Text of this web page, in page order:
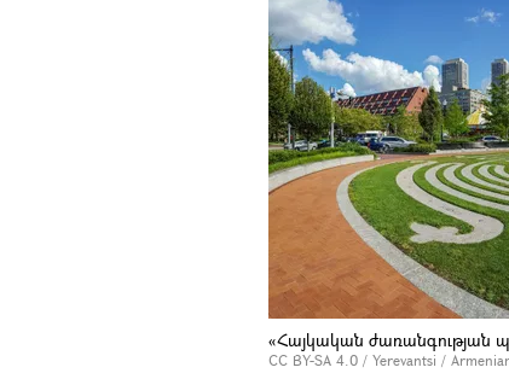
«Հայկական ժառանգության
CC BY-SA 4.0 / Yerevantsi /